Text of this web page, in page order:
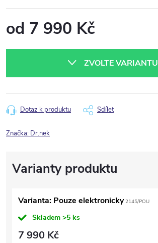
od 7 990 Kč
ZVOLTE VARIANTU
Dotaz k produktu Sdílet
Značka: Dr.nek
Varianta: Pouze elektronicky2145/POU
Skladem >5 ks
7 990 Kč